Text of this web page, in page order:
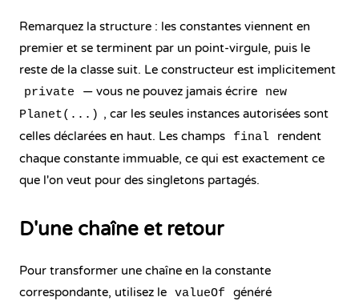
Remarquez la structure : les constantes viennent en
premier et se terminent par un point-virgule, puis le
reste de la classe suit. Le constructeur est implicitement
private — vous ne pouvez jamais écrire
new
Planet(...) , car les seules instances autorisées sont
celles déclarées en haut. Les champs
final
rendent
chaque constante immuable, ce qui est exactement ce
que l'on veut pour des singletons partagés.
D'une chaîne et retour
Pour transformer une chaîne en la constante
correspondante, utilisez le valueOf
généré